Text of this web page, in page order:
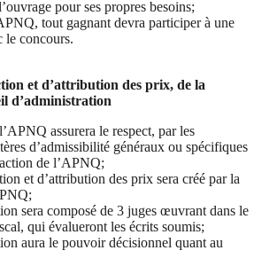
pour ses propres besoins;
tout gagnant devra participer à une
le concours.
et d’attribution des prix, de la
d’administration
assurera le respect, par les
d’admissibilité généraux ou spécifiques
de l’APNQ;
et d’attribution des prix sera créé par la
sera composé de 3 juges œuvrant dans le
qui évalueront les écrits soumis;
aura le pouvoir décisionnel quant au